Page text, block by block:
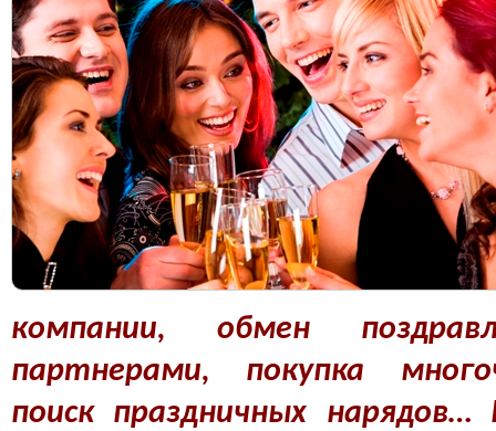
компании, обмен
партнерами, покупка
поиск праздничных нарядов…